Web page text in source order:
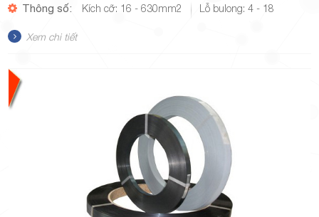
Thông số: Kích cỡ: 16 - 630mm2 Lỗ bulong: 4 - 18
Xem chi tiết